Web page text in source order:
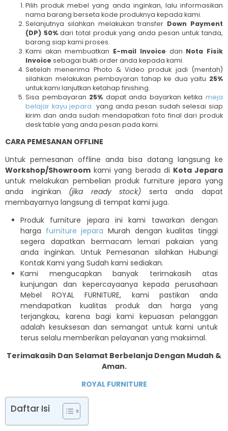
Pilih produk mebel yang anda inginkan, lalu informasikan
nama barang berseta kode produknya kepada kami.
Selanjutnya silahkan melakukan transfer Down Payment
(DP) 50%dari total produk yang anda pesan untuk tanda,
barang siap kami proses.
Kami akan membuatkan E-mail Invoice dan Nota Fisik
Invoice sebagai bukti order anda kepada kami.
Setelah menerima Photo & Video produk jadi (mentah)
silahkan melakukan pembayaran tahap ke dua yaitu 25%
untuk kami lanjutkan ketahap finishing.
Sisa pembayaran 25% dapat anda bayarkan ketikameja
belajar kayu jepara yang anda pesan sudah selesai siap
kirim dan anda sudah mendapatkan foto final dari produk
desk table yang anda pesan pada kami.
CARA PEMESANAN OFFLINE
Untuk pemesanan offline anda bisa datang langsung ke
Workshop/Showroom kami yang berada di Kota Jepara
untuk melakukan pembelian produk furniture jepara yang
anda inginkan (jika ready stock) serta anda dapat
membayarnya langsung di tempat kami juga.
Produk furniture jepara ini kami tawarkan dengan
harga furniture jepara Murah dengan kualitas tinggi
segera dapatkan bermacam lemari pakaian yang
anda inginkan. Untuk Pemesanan silahkan Hubungi
Kontak Kami yang Sudah kami sediakan.
Kami mengucapkan banyak terimakasih atas
kunjungan dan kepercayaanya kepada perusahaan
Mebel ROYAL FURNITURE, kami pastikan anda
mendapatkan kualitas produk dan harga yang
terjangkau, karena bagi kami kepuasan pelanggan
adalah kesuksesan dan semangat untuk kami untuk
terus selalu memberikan pelayanan yang maksimal.
Terimakasih Dan Selamat Berbelanja Dengan Mudah &
Aman.
ROYAL FURNITURE
Daftar Isi